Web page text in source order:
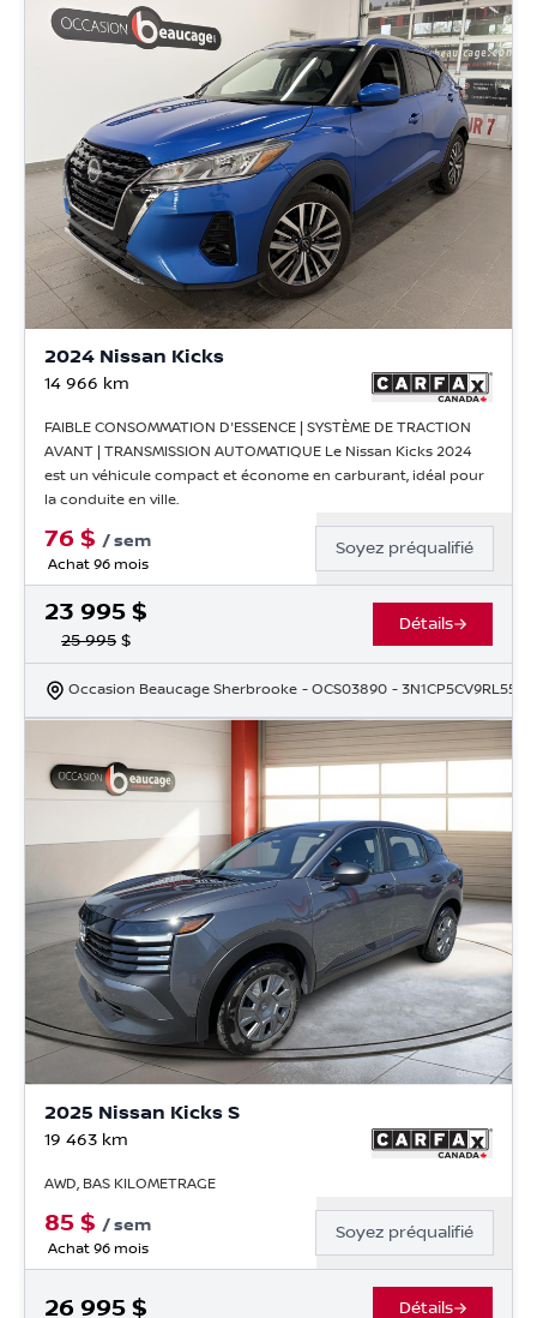
2024 Nissan Kicks
14 966 km
FAIBLE CONSOMMATION D'ESSENCE | SYSTÈME DE TRACTION
AVANT | TRANSMISSION AUTOMATIQUE Le Nissan Kicks 2024
est un véhicule compact et économe en carburant, idéal pour
la conduite en ville.
76 $ /sem
Achat 96 mois
Soyez préqualifié
23 995 $
25 995 $
Détails
Occasion Beaucage Sherbrooke - OCS03890 -
2025 Nissan Kicks S
19 463 km
AWD, BAS KILOMETRAGE
85 $ /sem
Achat 96 mois
Soyez préqualifié
26 995 $ Détails